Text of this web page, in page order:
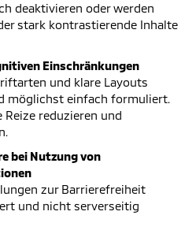
deaktivieren oder werden
stark kontrastierende Inhalte
Einschränkungen
und klare Layouts
möglichst einfach formuliert.
reduzieren und
bei Nutzung von
zur Barrierefreiheit
und nicht serverseitig